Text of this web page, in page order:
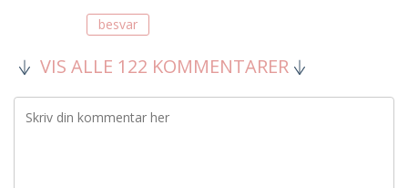
besvar
VIS ALLE 122 KOMMENTARER